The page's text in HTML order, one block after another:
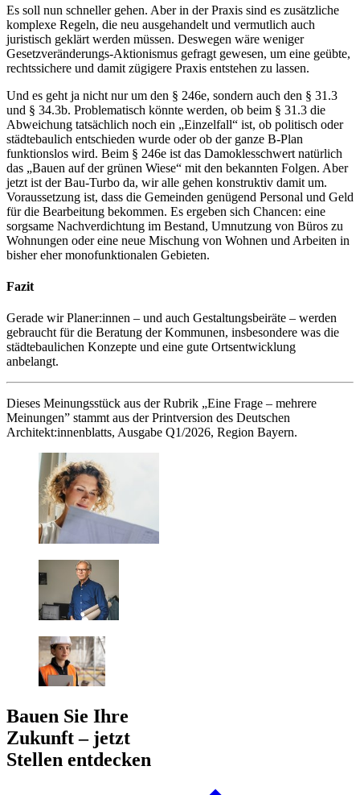
Es soll nun schneller gehen. Aber in der Praxis sind es zusätzliche
komplexe Regeln, die neu ausgehandelt und vermutlich auch
juristisch geklärt werden müssen. Deswegen wäre weniger
Gesetzveränderungs-Aktionismus gefragt gewesen, um eine geübte,
rechtssichere und damit zügigere Praxis entstehen zu lassen.
Und es geht ja nicht nur um den § 246e, sondern auch den § 31.3
und § 34.3b. Problematisch könnte werden, ob beim § 31.3 die
Abweichung tatsächlich noch ein „Einzelfall“ ist, ob politisch oder
städtebaulich entschieden wurde oder ob der ganze B-Plan
funktionslos wird. Beim § 246e ist das Damoklesschwert natürlich
das „Bauen auf der grünen Wiese“ mit den bekannten Folgen. Aber
jetzt ist der Bau-Turbo da, wir alle gehen konstruktiv damit um.
Voraussetzung ist, dass die Gemeinden genügend Personal und Geld
für die Bearbeitung bekommen. Es ergeben sich Chancen: eine
sorgsame Nachverdichtung im Bestand, Umnutzung von Büros zu
Wohnungen oder eine neue Mischung von Wohnen und Arbeiten in
bisher eher monofunktionalen Gebieten.
Fazit
Gerade wir Planer:innen – und auch Gestaltungsbeiräte – werden
gebraucht für die Beratung der Kommunen, insbesondere was die
städtebaulichen Konzepte und eine gute Ortsentwicklung
anbelangt.
Dieses Meinungsstück aus der Rubrik „Eine Frage – mehrere
Meinungen” stammt aus der Printversion des Deutschen
Architekt:innenblatts, Ausgabe Q1/2026, Region Bayern.
Bauen Sie Ihre
Zukunft – jetzt
Stellen entdecken